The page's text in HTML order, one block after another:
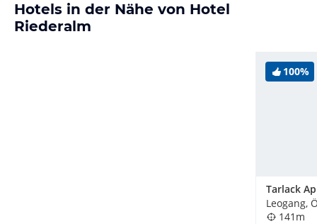
Hotels in der Nähe von Hotel
Riederalm
100%
Leogang,
141m